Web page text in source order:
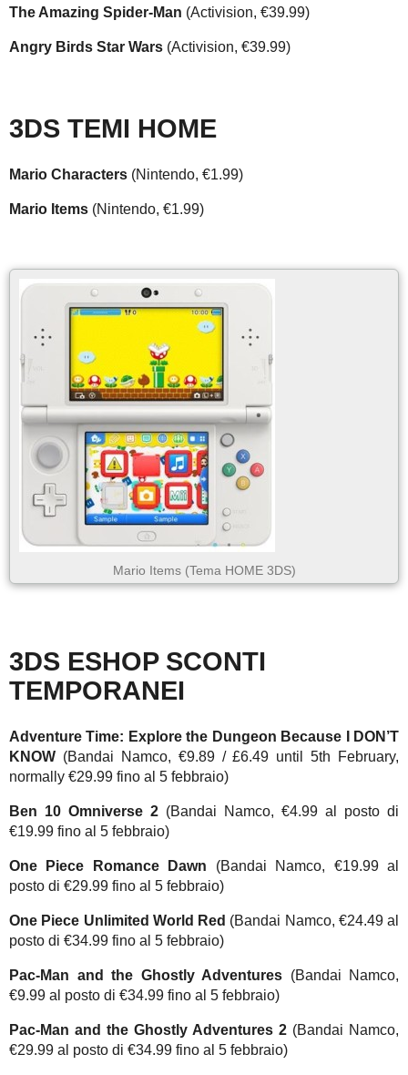
The Amazing Spider-Man (Activision, €39.99)
Angry Birds Star Wars (Activision, €39.99)
3DS TEMI HOME
Mario Characters (Nintendo, €1.99)
Mario Items (Nintendo, €1.99)
Mario Items (Tema HOME 3DS)
3DS ESHOP SCONTI
TEMPORANEI
Adventure Time: Explore the Dungeon Because I DON’T
KNOW (Bandai Namco, €9.89 / £6.49 until 5th February,
normally €29.99 fino al 5 febbraio)
Ben 10 Omniverse 2 (Bandai Namco, €4.99 al posto di
€19.99 fino al 5 febbraio)
One Piece Romance Dawn (Bandai Namco, €19.99 al
posto di €29.99 fino al 5 febbraio)
One Piece Unlimited World Red (Bandai Namco, €24.49 al
posto di €34.99 fino al 5 febbraio)
Pac-Man and the Ghostly Adventures (Bandai Namco,
€9.99 al posto di €34.99 fino al 5 febbraio)
Pac-Man and the Ghostly Adventures 2 (Bandai Namco,
€29.99 al posto di €34.99 fino al 5 febbraio)